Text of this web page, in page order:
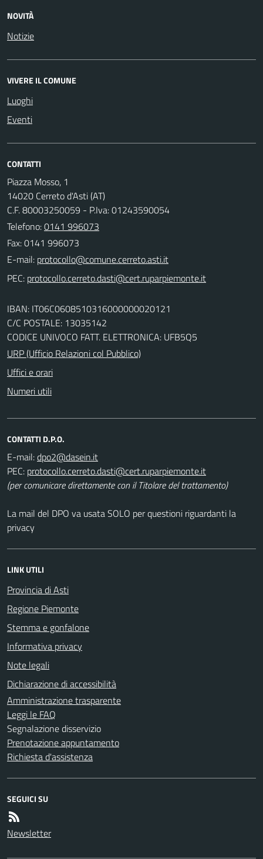
NOVITÀ
Notizie
VIVERE IL COMUNE
Luoghi
Eventi
CONTATTI
Piazza Mosso, 1
14020 Cerreto d'Asti (AT)
C.F. 80003250059 - P.Iva: 01243590054
Telefono:0141 996073
Fax: 0141 996073
E-mail:
PEC:
IBAN: IT06C0608510316000000020121
C/C POSTALE: 13035142
CODICE UNIVOCO FATT. ELETTRONICA: UFB5Q5
URP (Ufficio Relazioni col Pubblico)
Uffici e orari
Numeri utili
CONTATTI D.P.O.
E-mail:
PEC:
(per comunicare direttamente con il Titolare del trattamento)
La mail del DPO va usata SOLO per questioni riguardanti la
privacy
LINK UTILI
Provincia di Asti
Regione Piemonte
Stemma e gonfalone
Informativa privacy
Note legali
Dichiarazione di accessibilità
Amministrazione trasparente
Leggi le FAQ
Segnalazione disservizio
Prenotazione appuntamento
Richiesta d'assistenza
SEGUICI SU
Newsletter